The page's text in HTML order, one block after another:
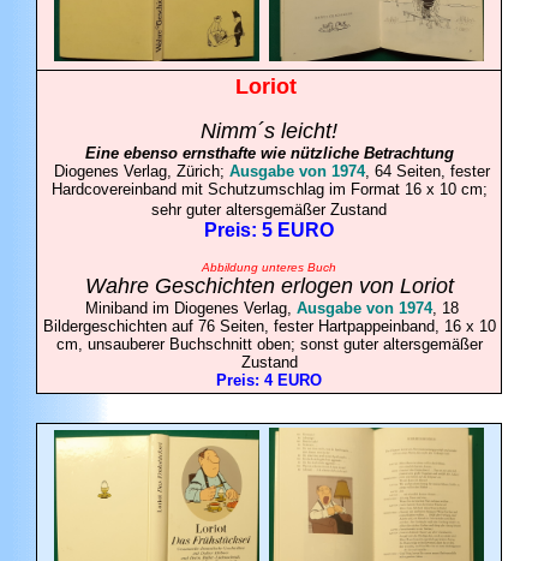
Loriot
Nimm´s leicht!
Eine ebenso ernsthafte wie nützliche Betrachtung
Diogenes Verlag, Zürich; Ausgabe von 1974, 64 Seiten, fester
Hardcovereinband mit Schutzumschlag im Format 16 x 10 cm;
sehr guter altersgemäßer Zustand
Preis: 5 EURO
Abbildung unteres Buch
Wahre Geschichten erlogen von Loriot
Miniband im Diogenes Verlag, Ausgabe von 1974, 18
Bildergeschichten auf 76 Seiten, fester Hartpappeinband, 16 x 10
cm, unsauberer Buchschnitt oben; sonst guter altersgemäßer
Zustand
Preis: 4 EURO